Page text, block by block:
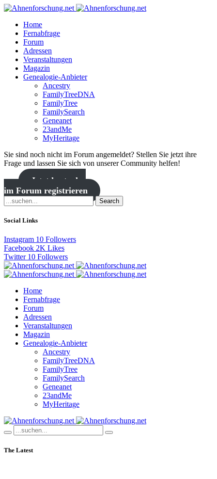
Home
Fernabfrage
Forum
Adressen
Veranstaltungen
Magazin
Genealogie-Anbieter
Ancestry
FamilyTreeDNA
FamilyTree
FamilySearch
Geneanet
23andMe
MyHeritage
Sie sind noch nicht im Forum angemeldet? Stellen Sie jetzt ihre
Frage und lassen Sie sich von unserer Community helfen!
Jetzt kostenlos
im Forum registrieren
Search
Social Links
Instagram 10 Followers
Facebook 2K Likes
Twitter 10 Followers
Home
Fernabfrage
Forum
Adressen
Veranstaltungen
Magazin
Genealogie-Anbieter
Ancestry
FamilyTreeDNA
FamilyTree
FamilySearch
Geneanet
23andMe
MyHeritage
The Latest